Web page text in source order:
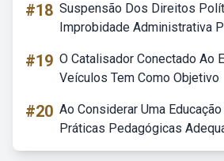
#18 Suspensão Dos Direitos
Improbidade Administrativa
#19 O Catalisador Conectado Ao
Veículos Tem Como Objetivo
#20 Ao Considerar Uma
Práticas Pedagógicas